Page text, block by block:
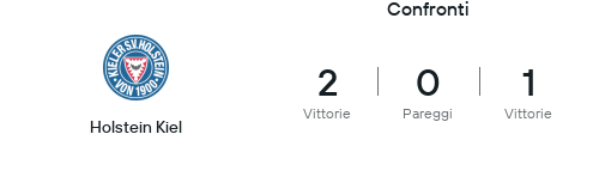
Confronti
Holstein Kiel
2
Vittorie
0
Pareggi
1
Vittorie